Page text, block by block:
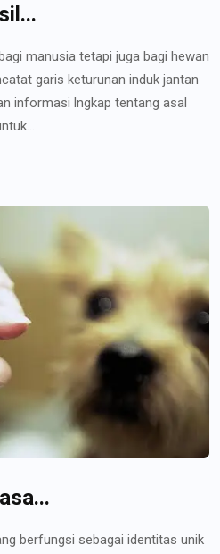
manusia tetapi juga bagi hewan
garis keturunan induk jantan
informasi lngkap tentang asal
berfungsi sebagai identitas unik